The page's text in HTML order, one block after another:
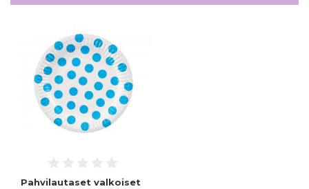
Pahvilautaset valkoiset